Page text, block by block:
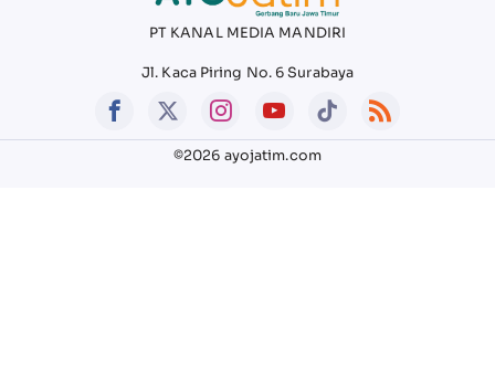
PT KANAL MEDIA MANDIRI
Jl. Kaca Piring No. 6 Surabaya
©2026 ayojatim.com